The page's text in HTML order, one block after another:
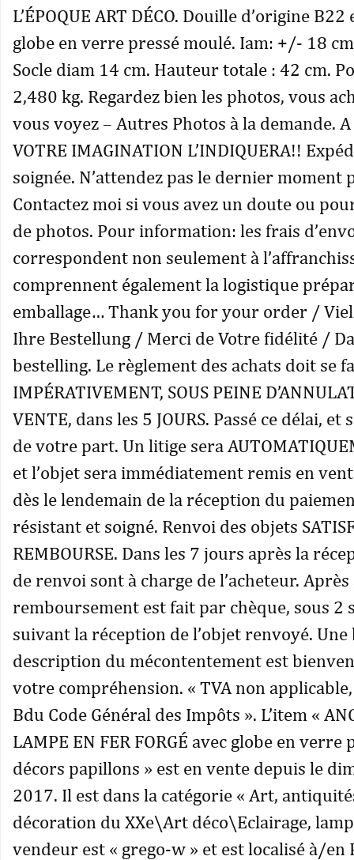
L’ÉPOQUE ART DÉCO. Douille d’origine
globe en verre pressé moulé. Iam: +/- 18
Socle diam 14 cm. Hauteur totale : 42 cm.
2,480 kg. Regardez bien les photos, vous
vous voyez – Autres Photos à la demande. A
VOTRE IMAGINATION L’INDIQUERA!!
soignée. N’attendez pas le dernier
Contactez moi si vous avez un doute ou
de photos. Pour information: les frais
correspondent non seulement à
comprennent également la logistique
emballage… Thank you for your order /
Ihre Bestellung / Merci de Votre fidélité /
bestelling. Le règlement des achats doit se
IMPÉRATIVEMENT, SOUS PEINE
VENTE, dans les 5 JOURS. Passé ce délai, et
de votre part. Un litige sera
et l’objet sera immédiatement remis en
dès le lendemain de la réception du
résistant et soigné. Renvoi des objets
REMBOURSE. Dans les 7 jours après la
de renvoi sont à charge de l’acheteur.
remboursement est fait par chèque, sous 2
suivant la réception de l’objet renvoyé. Une
description du mécontentement est
votre compréhension. « TVA non
Bdu Code Général des Impôts ». L’item «
LAMPE EN FER FORGÉ avec globe en verre
décors papillons » est en vente depuis le
2017. Il est dans la catégorie « Art,
décoration du XXe\Art déco\Eclairage,
vendeur est « grego-w » et est localisé à/en